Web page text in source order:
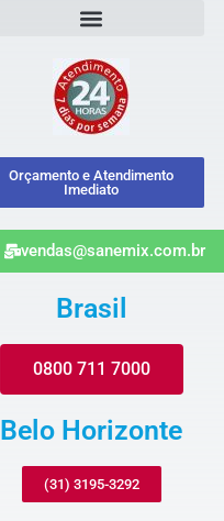
Orçamento e Atendimento
Imediato
vendas@sanemix.com.br
Brasil
0800 711 7000
Belo Horizonte
(31) 3195-3292